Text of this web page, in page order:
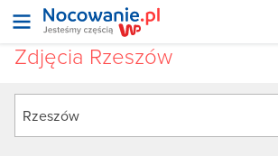
Zdjęcia Rzeszów